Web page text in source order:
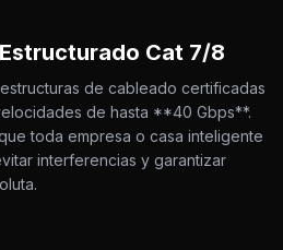
Cat 7/8
de cableado certificadas
de hasta **40 Gbps**.
toda empresa o casa inteligente
interferencias y garantizar